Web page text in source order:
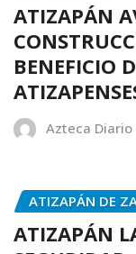
ATIZAPÁN
BENEFICIO
Azteca Diario
ATIZAPÁN DE
ATIZAPÁN